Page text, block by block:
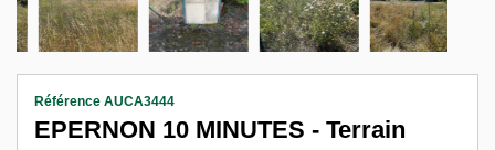
Référence AUCA3444
EPERNON 10 MINUTES - Terrain